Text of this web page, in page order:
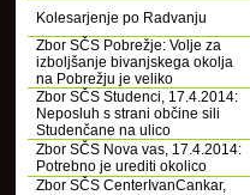
Kolesarjenje po Radvanju
Zbor SČS Pobrežje: Volje za
izboljšanje bivanjskega okolja
na Pobrežju je veliko
Zbor SČS Studenci, 17.4.2014:
Neposluh s strani občine sili
Studenčane na ulico
Zbor SČS Nova vas, 17.4.2014:
Potrebno je urediti okolico
Zbor SČS CenterIvanCankar,